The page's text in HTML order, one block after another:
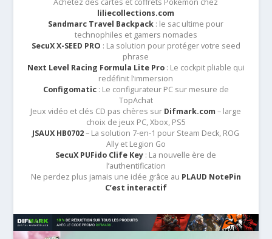
Achetez des cartes et coffrets Pokémon chez
liliecollections.com
Sandmarc Travel Backpack : le sac ultime pour
technophiles et gamers nomades
SecuX X-SEED PRO : La solution pour protéger votre seed
phrase
Next Level Racing Formula Lite Pro: Le cockpit pliable qui
redéfinit l’immersion
Configomatic: Le configurateur PC sur mesure de
TopAchat
Jeux vidéo et clés CD pas chères sur Difmark.com – large
choix de jeux PC, Xbox, PS5
JSAUX HB0702– La solution 7-en-1 pour Steam Deck, ROG
Ally et Legion Go
SecuX PUFido Clife Key : La nouvelle ère de
l’authentification
Ne perdez plus jamais une idée grâce au PLAUD NotePin
C’est interactif